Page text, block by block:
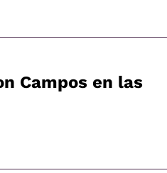
Campos en las